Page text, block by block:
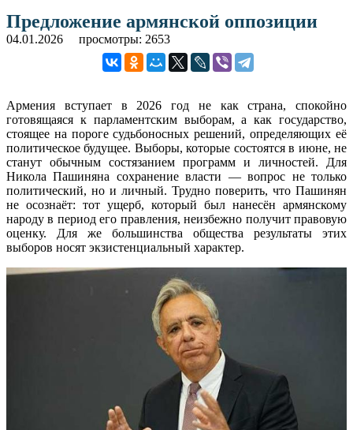
Предложение армянской оппозиции
04.01.2026 просмотры: 2653
Армения вступает в 2026 год не как страна, спокойно
готовящаяся к парламентским выборам, а как государство,
стоящее на пороге судьбоносных решений, определяющих её
политическое будущее. Выборы, которые состоятся в июне, не
станут обычным состязанием программ и личностей. Для
Никола Пашиняна сохранение власти — вопрос не только
политический, но и личный. Трудно поверить, что Пашинян
не осознаёт: тот ущерб, который был нанесён армянскому
народу в период его правления, неизбежно получит правовую
оценку. Для же большинства общества результаты этих
выборов носят экзистенциальный характер.